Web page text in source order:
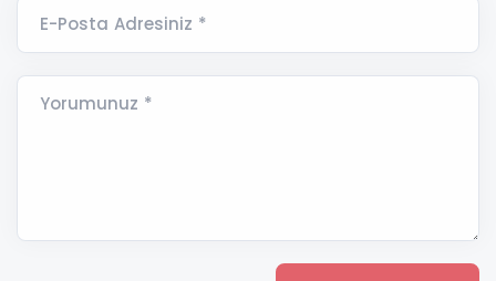
E-Posta Adresiniz *
Yorumunuz *